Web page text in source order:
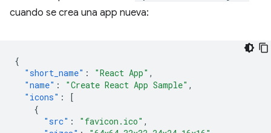
cuando se crea una app nueva:
{
"short_name" : "React App" ,
"name" : "Create React App Sample" ,
"icons" :
[
{
"src" : "favicon.ico" ,